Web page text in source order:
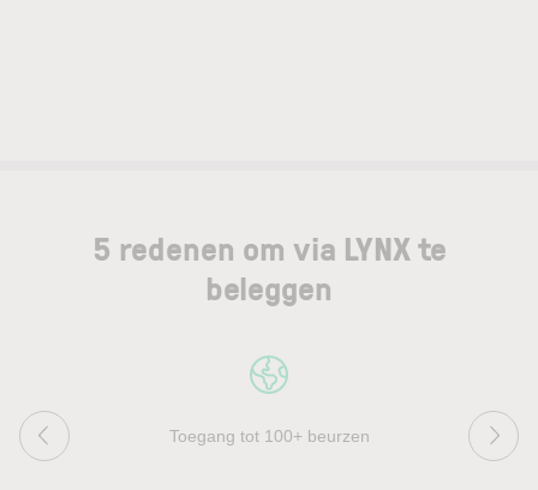
5 redenen om via LYNX te
beleggen
Toegang tot 100+ beurzen